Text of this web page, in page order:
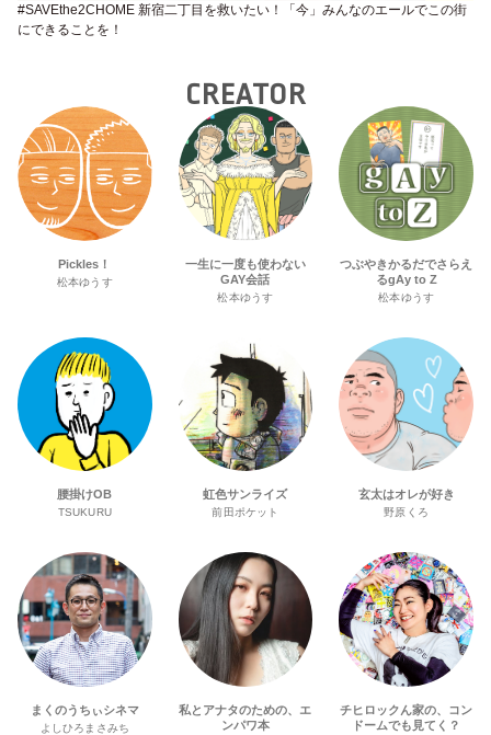
#SAVEthe2CHOME 新宿二丁目を救いたい！「今」みんなのエールでこの街
にできることを！
CREATOR
Pickles！
松本ゆうす
一生に一度も使わない
GAY会話
松本ゆうす
つぶやきかるだでさらえ
るgAy to Z
松本ゆうす
腰掛けOB
TSUKURU
虹色サンライズ
前田ポケット
玄太はオレが好き
野原くろ
まくのうちぃシネマ
よしひろまさみち
私とアナタのための、エ
ンパワ本
チヒロックん家の、コン
ドームでも見てく？